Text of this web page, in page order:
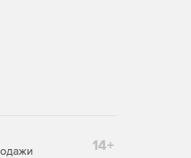
14+